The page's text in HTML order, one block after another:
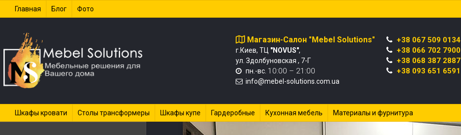
Главная Блог Фото
Магазин-Салон "Mebel Solutions"
г.Киев, ТЦ "NOVUS",
ул. Здолбуновская , 7-Г
пн.-вс. 10:00 – 21:00
info@mebel-solutions.com.ua
+38 067 509 0134
+38 066 702 7900
+38 068 387 2887
+38 093 651 6591
Шкафы кровати Столы трансформеры Шкафы купе Гардеробные Кухонная мебель Материалы и фурнитура